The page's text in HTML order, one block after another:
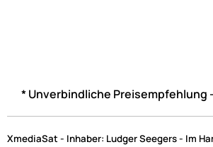
* Unverbindliche Preisempfehlung
XmediaSat - Inhaber: Ludger Seegers - Im